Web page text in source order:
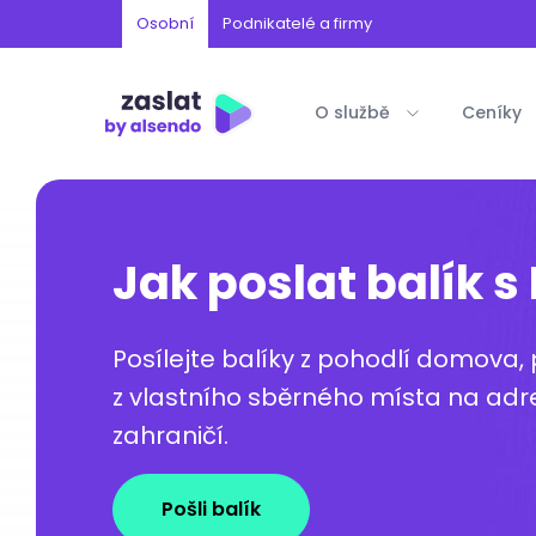
Osobní Podnikatelé a firmy
O službě Ceníky
Jak poslat balík s
Posílejte balíky z pohodlí
z vlastního sběrného místa na
zahraničí.
Pošli balík